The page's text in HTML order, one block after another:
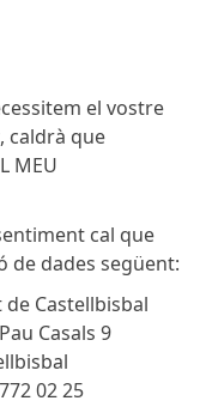
el vostre
caldrà que
MEU
cal que
de dades següent:
Castellbisbal
Casals 9
02 25